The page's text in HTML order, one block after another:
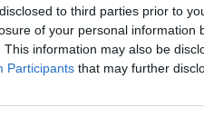
to third parties prior to
of your personal information
This information may also be
Participants that may further